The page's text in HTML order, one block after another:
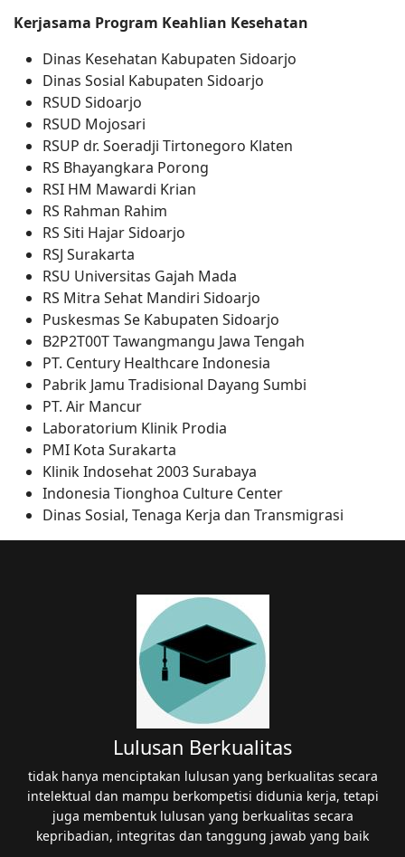
Kerjasama Program Keahlian Kesehatan
Dinas Kesehatan Kabupaten Sidoarjo
Dinas Sosial Kabupaten Sidoarjo
RSUD Sidoarjo
RSUD Mojosari
RSUP dr. Soeradji Tirtonegoro Klaten
RS Bhayangkara Porong
RSI HM Mawardi Krian
RS Rahman Rahim
RS Siti Hajar Sidoarjo
RSJ Surakarta
RSU Universitas Gajah Mada
RS Mitra Sehat Mandiri Sidoarjo
Puskesmas Se Kabupaten Sidoarjo
B2P2T00T Tawangmangu Jawa Tengah
PT. Century Healthcare Indonesia
Pabrik Jamu Tradisional Dayang Sumbi
PT. Air Mancur
Laboratorium Klinik Prodia
PMI Kota Surakarta
Klinik Indosehat 2003 Surabaya
Indonesia Tionghoa Culture Center
Dinas Sosial, Tenaga Kerja dan Transmigrasi
Lulusan Berkualitas
tidak hanya menciptakan lulusan yang berkualitas secara
intelektual dan mampu berkompetisi didunia kerja, tetapi
juga membentuk lulusan yang berkualitas secara
kepribadian, integritas dan tanggung jawab yang baik